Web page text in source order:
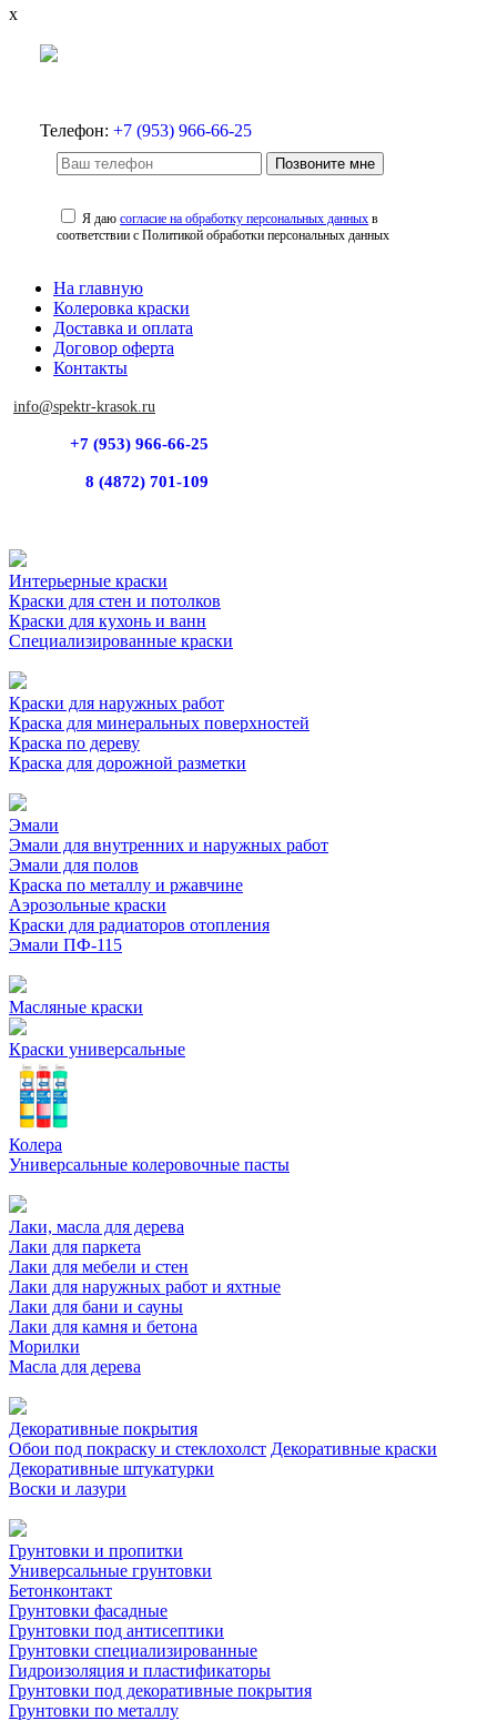
x
Телефон: +7 (953) 966-66-25
Позвоните мне
Я даюсогласие на обработку персональных данных в
соответствии с Политикой обработки персональных данных
На главную
Колеровка краски
Доставка и оплата
Договор оферта
Контакты
info@spektr-krasok.ru
+7 (953) 966-66-25
8 (4872) 701-109
Интерьерные краски
Краски для стен и потолков
Краски для кухонь и ванн
Специализированные краски
Краски для наружных работ
Краска для минеральных поверхностей
Краска по дереву
Краска для дорожной разметки
Эмали
Эмали для внутренних и наружных работ
Эмали для полов
Краска по металлу и ржавчине
Аэрозольные краски
Краски для радиаторов отопления
Эмали ПФ-115
Масляные краски
Краски универсальные
Колера
Универсальные колеровочные пасты
Лаки, масла для дерева
Лаки для паркета
Лаки для мебели и стен
Лаки для наружных работ и яхтные
Лаки для бани и сауны
Лаки для камня и бетона
Морилки
Масла для дерева
Декоративные покрытия
Обои под покраску и стеклохолст Декоративные краски
Декоративные штукатурки
Воски и лазури
Грунтовки и пропитки
Универсальные грунтовки
Бетонконтакт
Грунтовки фасадные
Грунтовки под антисептики
Грунтовки специализированные
Гидроизоляция и пластификаторы
Грунтовки под декоративные покрытия
Грунтовки по металлу